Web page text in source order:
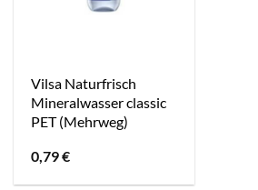
Vilsa Naturfrisch
Mineralwasser classic
PET (Mehrweg)
0,79€